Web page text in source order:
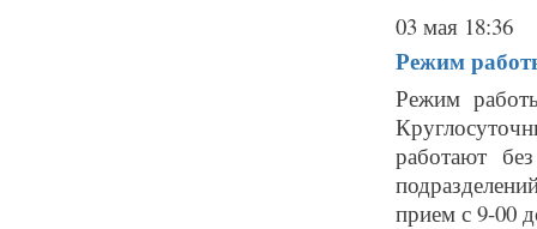
03 мая 18:36
Режим
Режим
работают
прием с 9-00